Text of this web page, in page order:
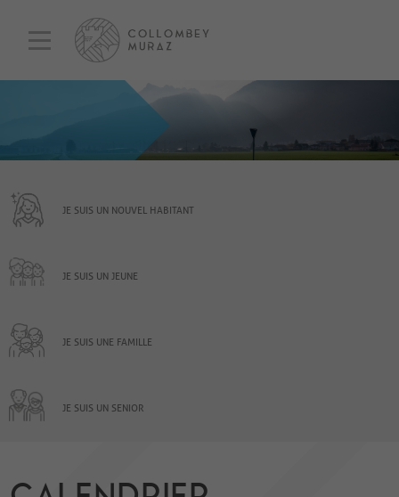
JE SUIS UN NOUVEL HABITANT
JE SUIS UN JEUNE
JE SUIS UNE FAMILLE
JE SUIS UN SENIOR